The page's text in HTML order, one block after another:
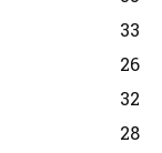
33
26
32
28